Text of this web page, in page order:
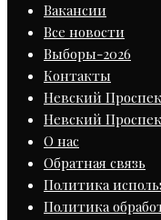
Вакансии
Все новости
Выборы-2026
Контакты
Невский
Невский
О нас
Обратная связь
Политика
Политика